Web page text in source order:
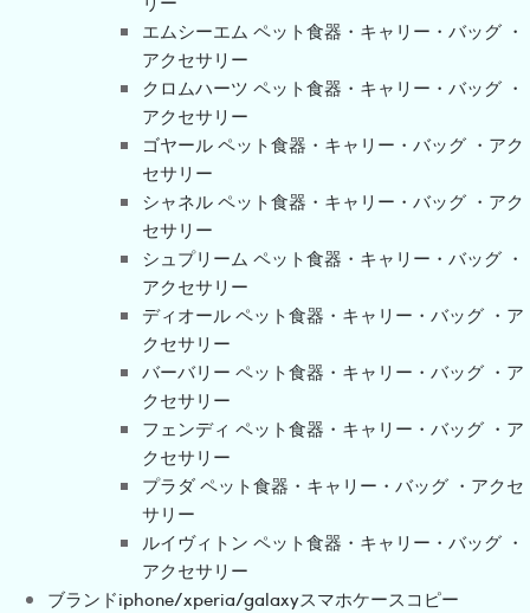
エムシーエム ペット食器・キャリー・バッグ ・
アクセサリー
クロムハーツ ペット食器・キャリー・バッグ ・
アクセサリー
ゴヤール ペット食器・キャリー・バッグ ・アク
セサリー
シャネル ペット食器・キャリー・バッグ ・アク
セサリー
シュプリーム ペット食器・キャリー・バッグ ・
アクセサリー
ディオール ペット食器・キャリー・バッグ ・ア
クセサリー
バーバリー ペット食器・キャリー・バッグ ・ア
クセサリー
フェンディ ペット食器・キャリー・バッグ ・ア
クセサリー
プラダ ペット食器・キャリー・バッグ ・アクセ
サリー
ルイヴィトン ペット食器・キャリー・バッグ ・
アクセサリー
ブランドiphone/xperia/galaxyスマホケースコピー